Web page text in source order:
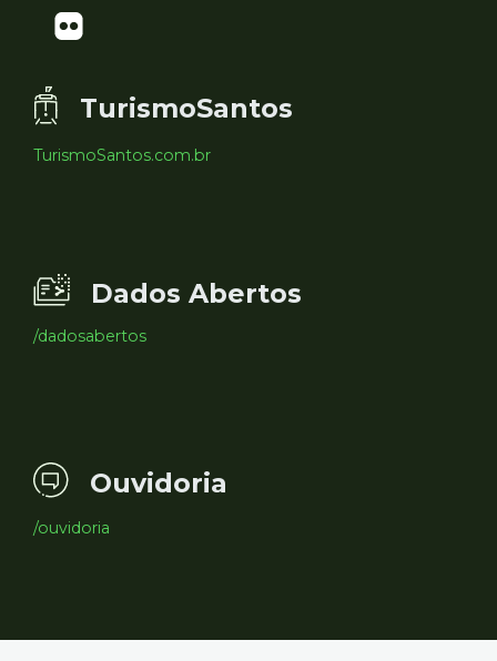
TurismoSantos
TurismoSantos.com.br
Dados Abertos
/dadosabertos
Ouvidoria
/ouvidoria